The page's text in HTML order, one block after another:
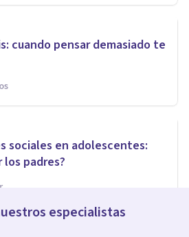
cuando pensar demasiado te
sociales en adolescentes:
los padres?
especialistas